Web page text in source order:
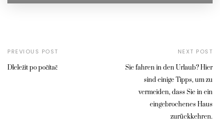
PREVIOUS POST
Dleležit po počítač
NEXT POST
Sie fahren in den Urlaub? Hier
sind einige Tipps, um zu
vermeiden, dass Sie in ein
eingebrochenes Haus
zurückkehren.